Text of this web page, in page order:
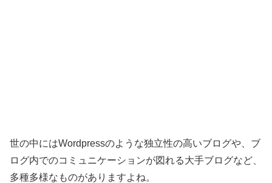
世の中にはWordpressのような独立性の高いブログや、ブ
ログ内でのコミュニケーションが図れる大手ブログなど、
多種多様なものがありますよね。